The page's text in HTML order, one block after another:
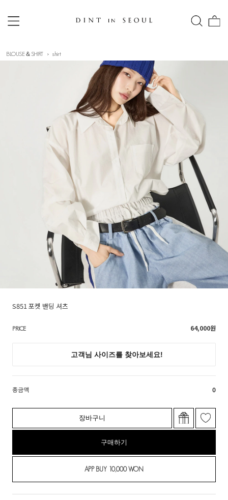
BLOUSE＆SHIRT shirt
S851 포켓 밴딩 셔츠
PRICE 64,000원
총금액 0
장바구니
구매하기